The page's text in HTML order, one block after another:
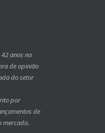
42 anos na
de opinião
do setor
por
de
mercado.